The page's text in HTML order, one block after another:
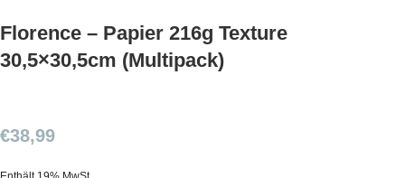
Florence – Papier 216g Texture
30,5×30,5cm (Multipack)
€38,99